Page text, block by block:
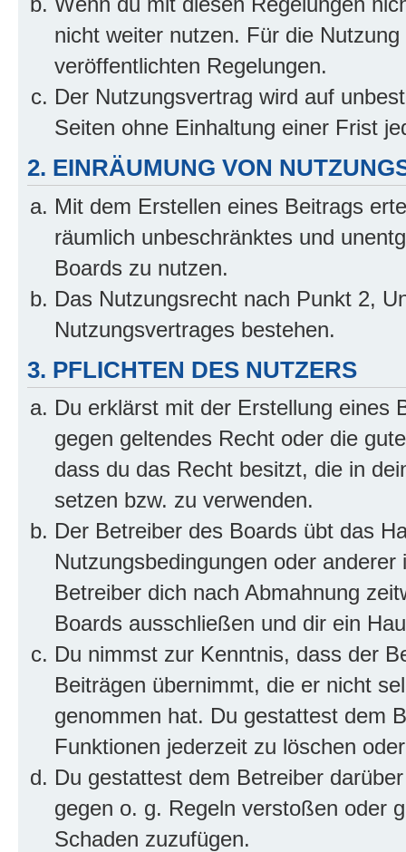
nicht weiter nutzen. Für die
veröffentlichten Regelungen.
Der Nutzungsvertrag wird auf
Seiten ohne Einhaltung einer Frist
2. EINRÄUMUNG VON
Mit dem Erstellen eines Beitrags
räumlich unbeschränktes und
Boards zu nutzen.
Das Nutzungsrecht nach Punkt 2,
Nutzungsvertrages bestehen.
3. PFLICHTEN DES NUTZERS
Du erklärst mit der Erstellung eines
gegen geltendes Recht oder die
dass du das Recht besitzt, die in
setzen bzw. zu verwenden.
Der Betreiber des Boards übt das
Nutzungsbedingungen oder
Betreiber dich nach Abmahnung
Boards ausschließen und dir ein
Du nimmst zur Kenntnis, dass der
Beiträgen übernimmt, die er nicht
genommen hat. Du gestattest dem
Funktionen jederzeit zu löschen
Du gestattest dem Betreiber
gegen o. g. Regeln verstoßen oder
Schaden zuzufügen.